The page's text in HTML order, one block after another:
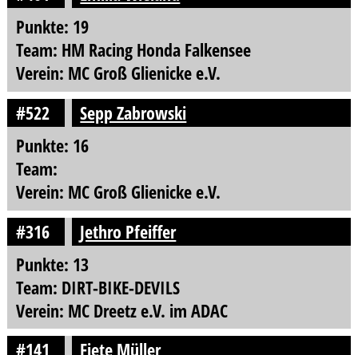
Punkte: 19
Team: HM Racing Honda Falkensee
Verein: MC Groß Glienicke e.V.
#522
Sepp Zabrowski
Punkte: 16
Team:
Verein: MC Groß Glienicke e.V.
#316
Jethro Pfeiffer
Punkte: 13
Team: DIRT-BIKE-DEVILS
Verein: MC Dreetz e.V. im ADAC